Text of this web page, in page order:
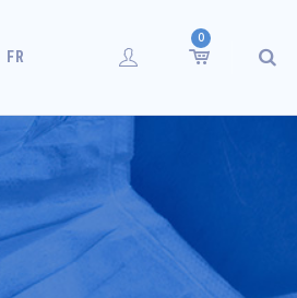
0
FR